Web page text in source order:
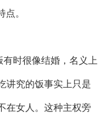
。
时很像结婚，名义上
讲究的饭事实上只是
在女人。这种主权旁